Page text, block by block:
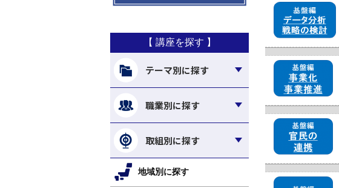
【 講座を探す 】
テーマ別に探す
職業別に探す
取組別に探す
地域別に探す